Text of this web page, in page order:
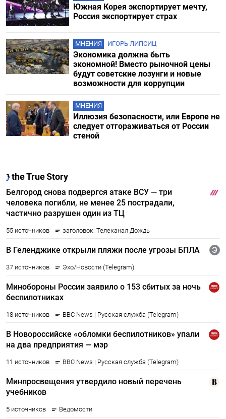
Южная Корея экспортирует мечту,
Россия экспортирует страх
МНЕНИЯ ИГОРЬ ЛИПСИЦ
Экономика должна быть
экономной! Вместо рыночной цены
будут советские лозунги и новые
возможности для коррупции
МНЕНИЯ
Иллюзия безопасности, или Европе не
следует отгораживаться от России
стеной